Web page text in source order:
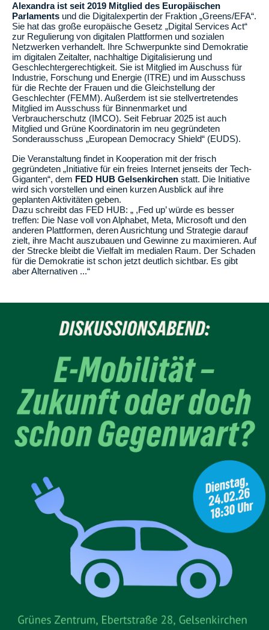
Alexandra ist seit 2019 Mitglied des Europäischen
Parlaments und die Digitalexpertin der Fraktion „Greens/EFA“.
Sie hat das große europäische Gesetz „Digital Services Act“
zur Regulierung von digitalen Plattformen und sozialen
Netzwerken verhandelt. Ihre Schwerpunkte sind Demokratie
im digitalen Zeitalter, nachhaltige Digitalisierung und
Geschlechtergerechtigkeit. Sie ist Mitglied im Auschuss für
Industrie, Forschung und Energie (ITRE) und im Ausschuss
für die Rechte der Frauen und die Gleichstellung der
Geschlechter (FEMM). Außerdem ist sie stellvertretendes
Mitglied im Ausschuss für Binnenmarket und
Verbraucherschutz (IMCO). Seit Februar 2025 ist auch
Mitglied und Grüne Koordinatorin im neu gegründeten
Sonderausschuss „European Democracy Shield“ (EUDS).
Die Veranstaltung findet in Kooperation mit der frisch
gegründeten „Initiative für ein freies Internet jenseits der Tech-
Giganten“, dem FED HUB Gelsenkirchen statt. Die Initiative
wird sich vorstellen und einen kurzen Ausblick auf ihre
geplanten Aktivitäten geben.
Dazu schreibt das FED HUB: „ ,Fed up’ würde es besser
treffen: Die Nase voll von Alphabet, Meta, Microsoft und den
anderen Plattformen, deren Ausrichtung und Strategie darauf
zielt, ihre Macht auszubauen und Gewinne zu maximieren. Auf
der Strecke bleibt die Vielfalt im medialen Raum. Der Schaden
für die Demokratie ist schon jetzt deutlich sichtbar. Es gibt
aber Alternativen ...“